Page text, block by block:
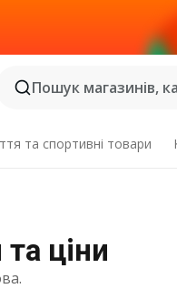
Пошук магазинів,
та спортивні товари
ціни